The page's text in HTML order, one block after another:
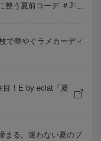
整う夏前コーデ ＃Jマ
で華やぐラメカーディ
目！E by eclat「夏
まる。迷わない夏のブ